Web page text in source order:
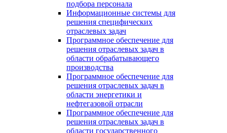
подбора персонала
Информационные системы для
решения специфических
отраслевых задач
Программное обеспечение для
решения отраслевых задач в
области обрабатывающего
производства
Программное обеспечение для
решения отраслевых задач в
области энергетики и
нефтегазовой отрасли
Программное обеспечение для
решения отраслевых задач в
области государственного